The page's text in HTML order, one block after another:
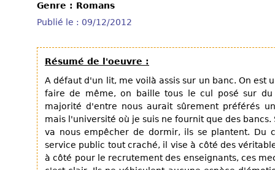
Genre : Romans
Publié le : 09/12/2012
Résumé de l'oeuvre :
A défaut d'un lit, me voilà assis sur un banc. On est
faire de même, on baille tous le cul posé sur du
majorité d'entre nous aurait sûrement préférés
mais l'université où je suis ne fournit que des
va nous empêcher de dormir, ils se plantent. Du
service public tout craché, il vise à côté des
à côté pour le recrutement des enseignants, ces